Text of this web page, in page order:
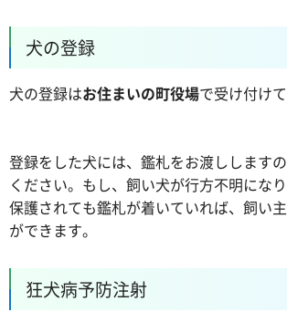
犬の登録
犬の登録はお住まいの町役場で受け付けて
登録をした犬には、鑑札をお渡しします
ください。もし、飼い犬が行方不明にな
保護されても鑑札が着いていれば、飼い
ができます。
狂犬病予防注射